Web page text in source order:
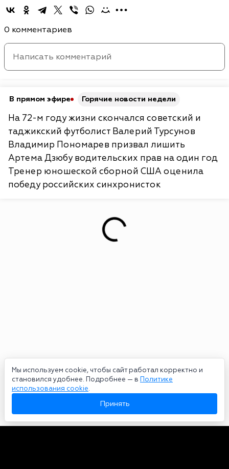
Мы используем cookie, чтобы сайт работал корректно и
становился удобнее. Подробнее — в Политике
использования cookie.
Принять
0 комментариев
В прямом эфире Горячие новости недели
На 72-м году жизни скончался советский и
таджикский футболист Валерий Турсунов
Владимир Пономарев призвал лишить
Артема Дзюбу водительских прав на один год
Тренер юношеской сборной США оценила
победу российских синхронисток